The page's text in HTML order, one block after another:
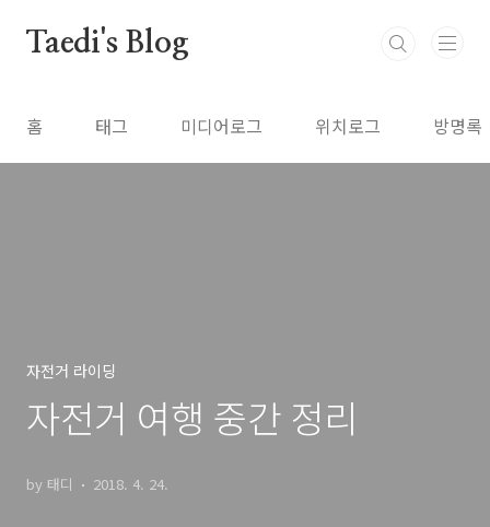
Taedi's Blog
홈 태그 미디어로그 위치로그 방명록
자전거 라이딩
자전거 여행 중간 정리
by 태디 2018. 4. 24.